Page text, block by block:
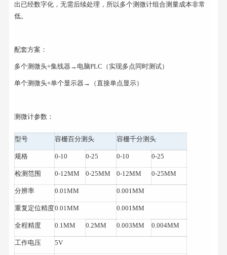
出已经数字化，无需后续处理，所以多个测微计组合测量成本非常
低。
配套方案：
多个测微头+集线器→电脑PLC（实现多点同时测试）
单个测微头+单个显示器→（直接单点显示）
测微计参数：
型号 容栅百分测头 容栅千分测头
规格 0-10 0-25 0-10 0-25
检测范围 0-12MM 0-25MM 0-12MM 0-25MM
分辨率 0.01MM 0.001MM
重复定位精度0.01MM 0.001MM
全程精度 0.1MM 0.2MM 0.003MM 0.004MM
工作电压 5V